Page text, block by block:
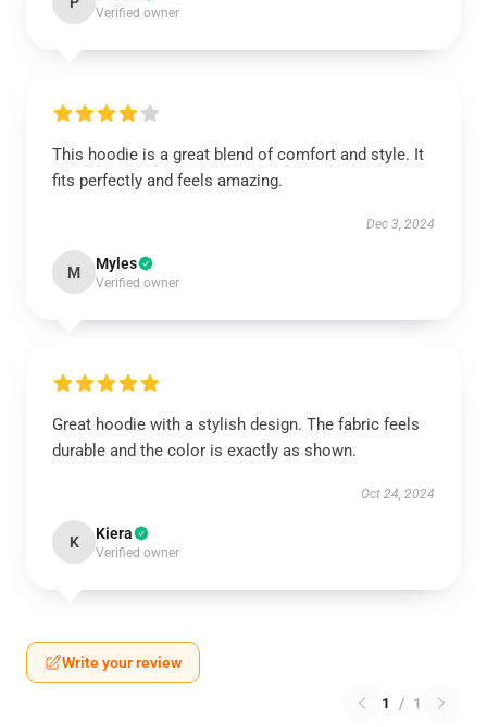
Verified owner
This hoodie is a great blend of comfort and style. It
fits perfectly and feels amazing.
Dec 3, 2024
M Myles
Verified owner
Great hoodie with a stylish design. The fabric feels
durable and the color is exactly as shown.
Oct 24, 2024
K Kiera
Verified owner
Write your review
1 / 1